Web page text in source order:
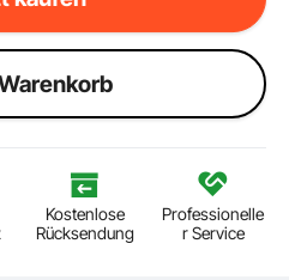
Kostenlose
Rücksendung
Professionelle
r Service